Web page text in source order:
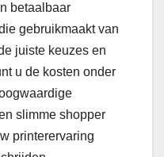
betaalbaar
gebruikmaakt van
juiste keuzes en
u de kosten onder
slimme shopper
printerervaring